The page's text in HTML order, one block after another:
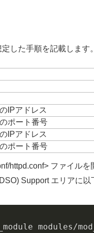
した手順を記載します。
IPアドレス
ポート番号
IPアドレス
ポート番号
httpd.conf> ファイルを
Support エリアに
modules/